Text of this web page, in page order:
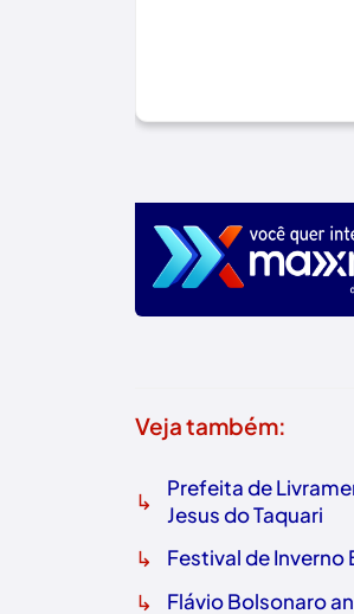
Veja também:
↳
Prefeita de
Jesus do Taquari
↳ Festival de Inverno
↳ Flávio Bolsonaro